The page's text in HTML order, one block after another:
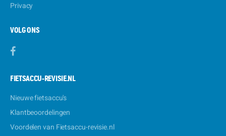
Privacy
VOLG ONS
FIETSACCU-REVISIE.NL
Nieuwe fietsaccu's
Klantbeoordelingen
Voordelen van Fietsaccu-revisie.nl